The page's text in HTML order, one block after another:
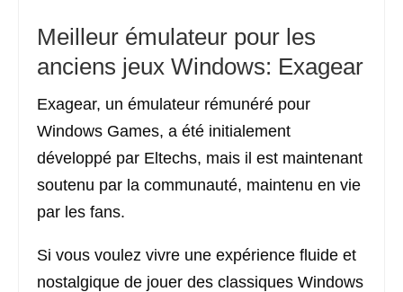
Meilleur émulateur pour les
anciens jeux Windows: Exagear
Exagear, un émulateur rémunéré pour
Windows Games, a été initialement
développé par Eltechs, mais il est maintenant
soutenu par la communauté, maintenu en vie
par les fans.
Si vous voulez vivre une expérience fluide et
nostalgique de jouer des classiques Windows